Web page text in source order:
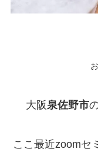
大阪泉佐野市
ここ最近zoomセ